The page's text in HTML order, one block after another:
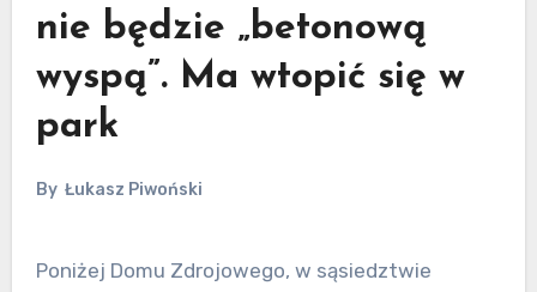
nie będzie „betonową
wyspą”. Ma wtopić się w
park
By Łukasz Piwoński
Poniżej Domu Zdrojowego, w sąsiedztwie